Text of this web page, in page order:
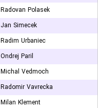
Radovan Polasek
Jan Simecek
Radim Urbaniec
Ondrej Paril
Michal Vedmoch
Radomir Vavrecka
Milan Klement